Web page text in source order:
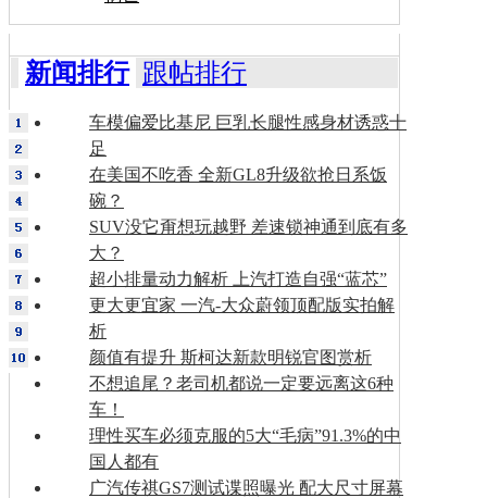
新闻排行 跟帖排行
车模偏爱比基尼 巨乳长腿性感身材诱惑十
足
在美国不吃香 全新GL8升级欲抢日系饭
碗？
SUV没它甭想玩越野 差速锁神通到底有多
大？
超小排量动力解析 上汽打造自强“蓝芯”
更大更宜家 一汽-大众蔚领顶配版实拍解
析
颜值有提升 斯柯达新款明锐官图赏析
不想追尾？老司机都说一定要远离这6种
车！
理性买车必须克服的5大“毛病”91.3%的中
国人都有
广汽传祺GS7测试谍照曝光 配大尺寸屏幕